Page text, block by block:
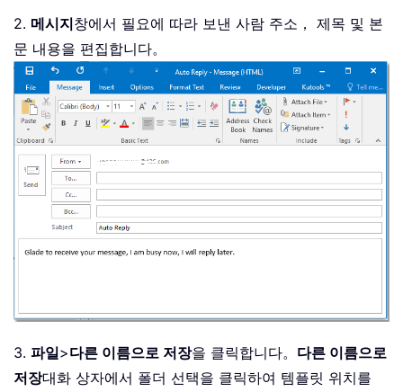
2. 메시지창에서 필요에 따라 보낸 사람 주소， 제목 및 본
문 내용을 편집합니다。
3. 파일>다른 이름으로 저장을 클릭합니다。 다른 이름으로
저장대화 상자에서 폴더 선택을 클릭하여 템플릿 위치를